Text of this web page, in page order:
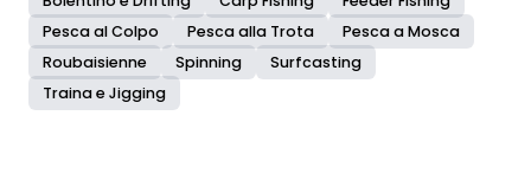
Pesca al Colpo
Pesca alla Trota
Pesca a Mosca
Roubaisienne
Spinning
Surfcasting
Traina e Jigging